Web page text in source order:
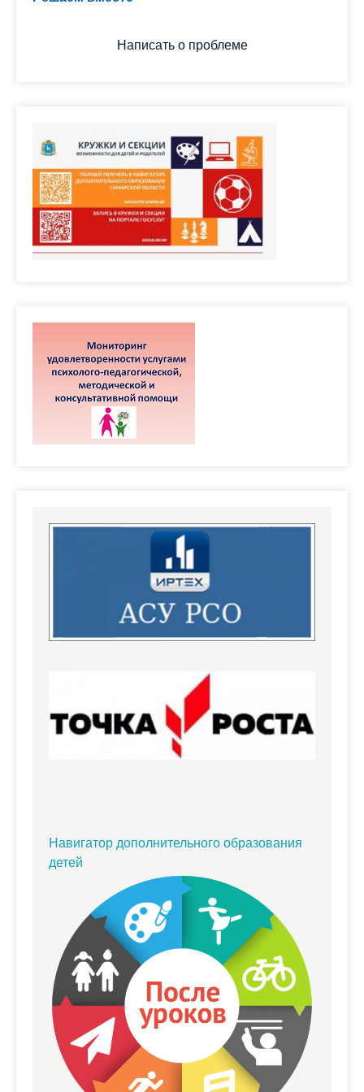
Написать о проблеме
Навигатор дополнительного образования
детей